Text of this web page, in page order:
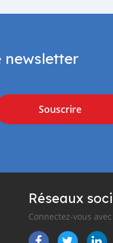
newsletter
Souscrire
Réseaux
Connectez-vous